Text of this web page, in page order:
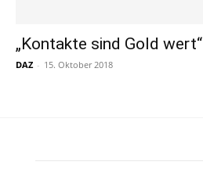
„Kontakte sind Gold wert“
DAZ - 15. Oktober 2018